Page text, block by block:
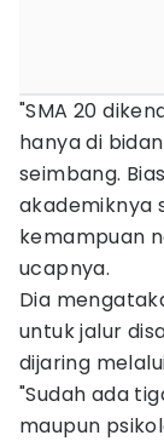
"SMA 20
hanya di
seimbang.
akademiknya
kemampuan
ucapnya.
Dia
untuk jalur
dijaring
"Sudah ada
maupun